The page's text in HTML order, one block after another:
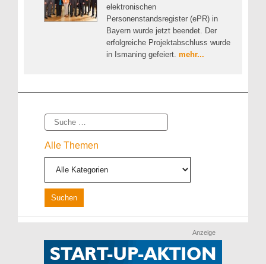
elektronischen
Personenstandsregister (ePR) in
Bayern wurde jetzt beendet. Der
erfolgreiche Projektabschluss wurde
in Ismaning gefeiert. mehr...
Suche
Alle Themen
Anzeige